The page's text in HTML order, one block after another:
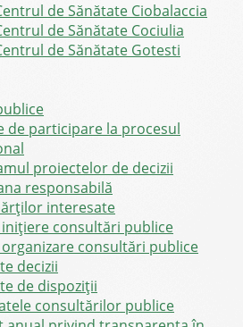
de Sănătate Ciobalaccia
de Sănătate Cociulia
de Sănătate Gotesti
de participare la procesul
proiectelor de decizii
responsabilă
interesate
consultări publice
consultări publice
decizii
de dispoziții
consultărilor publice